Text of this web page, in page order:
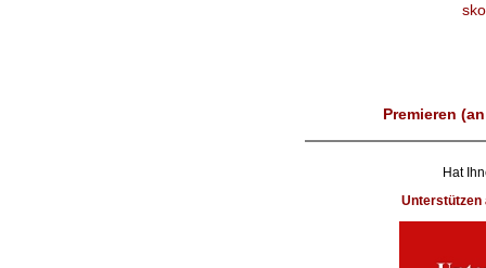
Premieren
Hat
Unterstützen